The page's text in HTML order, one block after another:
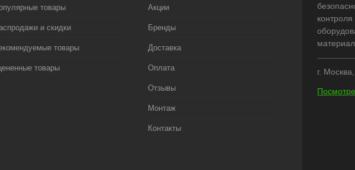
товары
и скидки
товары
товары
Акции
Бренды
Доставка
Оплата
Отзывы
Монтаж
Контакты
контроля
г.